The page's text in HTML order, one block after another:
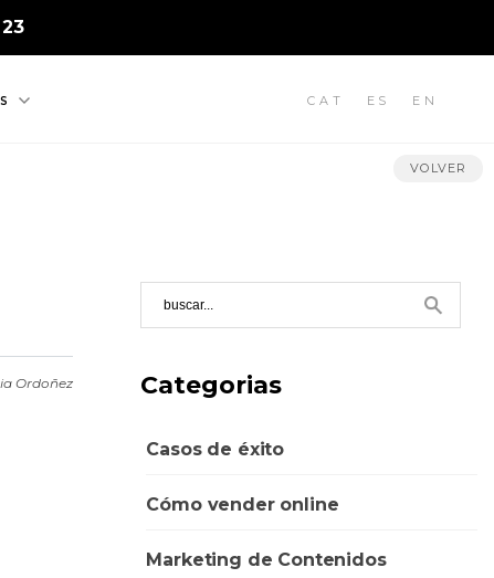
CAT ES EN
VOLVER
Ordoñez Categorias
Casos de éxito
Cómo vender online
Marketing de Contenidos